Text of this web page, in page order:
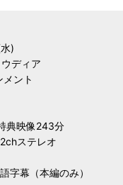
)
ディア
ント
典映像243分
ステレオ
字幕（本編のみ）